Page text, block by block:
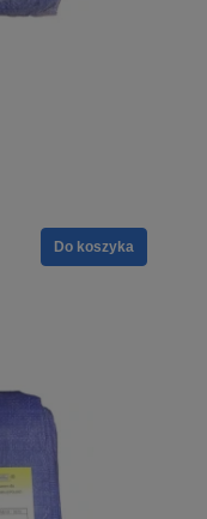
Do koszyka